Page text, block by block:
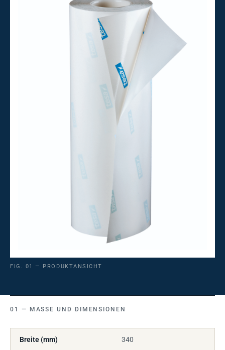
FIG. 01 — PRODUKTANSICHT
MASSE UND DIMENSIONEN
Breite (mm) 340